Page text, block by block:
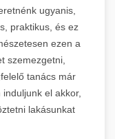
ugyanis,
praktikus, és ez
ezen a
szemezgetni,
tanács már
el akkor,
lakásunkat